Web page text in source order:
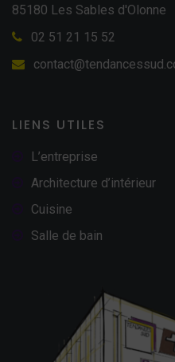
85180 Les Sables d'Olonne
02 51 21 15 52
LIENS UTILES
L’entreprise
Architecture d’intérieur
Cuisine
Salle de bain